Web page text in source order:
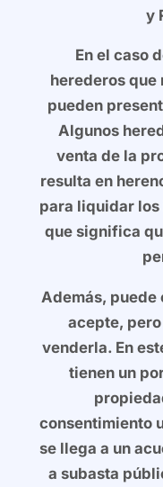
y
En el caso
herederos que
pueden
Algunos
venta de la
resulta en
para liquidar los
que significa
Además,
acepte,
venderla. En
tienen un
consentimiento
se llega a un
a subasta